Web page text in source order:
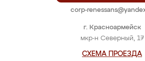
г. Красноармейск
мкр-н Северный, 17
СХЕМА ПРОЕЗДА
corp-